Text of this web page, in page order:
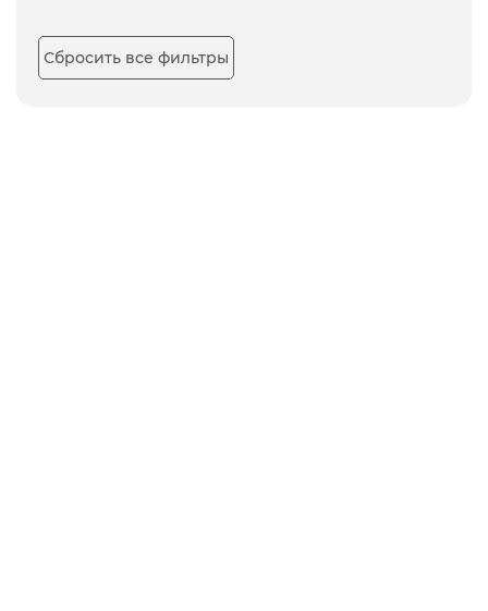
Сбросить все фильтры